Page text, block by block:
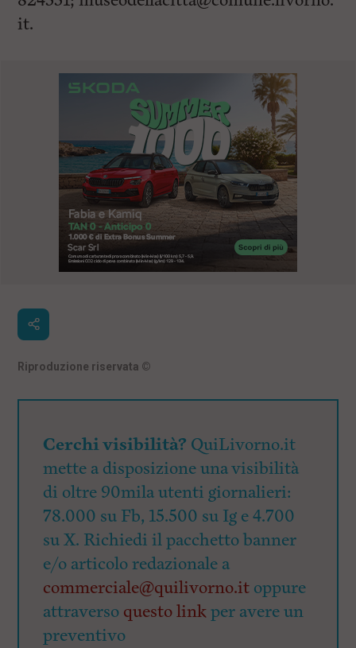
it.
Riproduzione riservata ©
Cerchi visibilità? QuiLivorno.it
mette a disposizione una visibilità
di oltre 90mila utenti giornalieri:
78.000 su Fb, 15.500 su Ig e 4.700
su X. Richiedi il pacchetto banner
e/o articolo redazionale a
commerciale@quilivorno.it oppure
attraverso questo linkper avere un
preventivo